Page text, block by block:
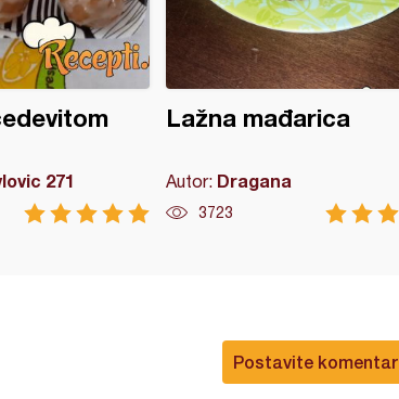
271
Lažna mađarica
Autor: Dragana
3723
Postavite komentar